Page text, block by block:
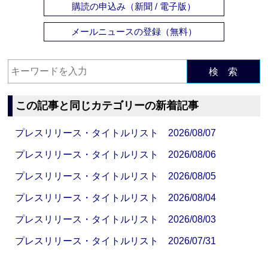
購読の申込み（新聞 / 電子版）
メールニュースの登録（無料）
検 索
この記事と同じカテゴリーの新着記事
プレスリリース・タイトルリスト 2026/08/07
プレスリリース・タイトルリスト 2026/08/06
プレスリリース・タイトルリスト 2026/08/05
プレスリリース・タイトルリスト 2026/08/04
プレスリリース・タイトルリスト 2026/08/03
プレスリリース・タイトルリスト 2026/07/31